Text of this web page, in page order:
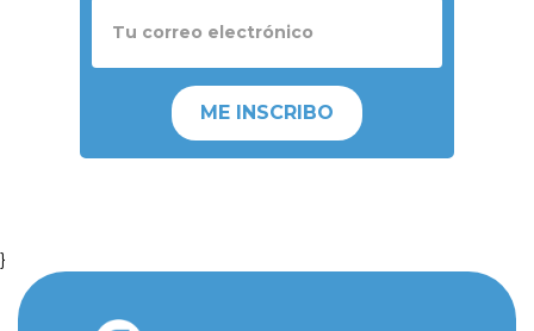
ME INSCRIBO
}